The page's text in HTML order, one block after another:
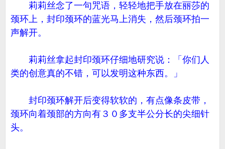
莉莉丝念了一句咒语，轻轻地把手放在丽莎的
颈环上，封印颈环的蓝光马上消失，然后颈环拍一
声解开。
莉莉丝拿起封印颈环仔细地研究说：「你们人
类的创意真的不错，可以发明这种东西。」
封印颈环解开后变得软软的，有点像条皮带，
颈环向着颈部的方向有３０多支半公分长的尖细针
头。